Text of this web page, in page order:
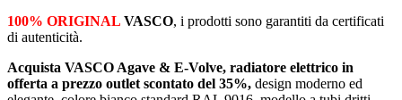
100% ORIGINAL VASCO, i prodotti sono garantiti da certificati
di autenticità.
Acquista VASCO Agave & E-Volve, radiatore elettrico in
offerta a prezzo outlet scontato del 35%, design moderno ed